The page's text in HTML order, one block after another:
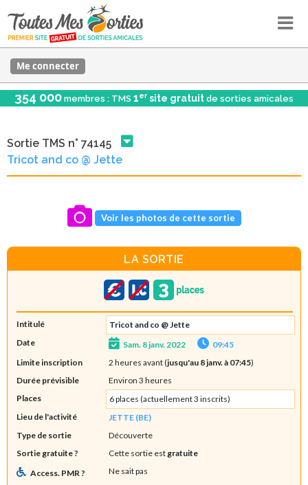
Me connecter
354 000 membres : TMS 1er site gratuit de sorties amicales
Sortie TMS n° 74145
Tricot and co @ Jette
Voir les photos de cette sortie
LA SORTIE
Intitulé
Tricot and co @ Jette
Date
Sam. 8 janv. 2022
09:45
Limite inscription
2 heures avant (jusqu'au 8 janv. à 07:45)
Durée prévisible
Environ 3 heures
Places
6 places (actuellement 3 inscrits)
Lieu de l'activité
JETTE (BE)
Type de sortie
Découverte
Sortie gratuite ?
Cette sortie est gratuite
Access. PMR ?
Ne sait pas